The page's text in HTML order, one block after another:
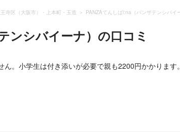
寺区（大阪市）・上本町・玉造 PANZAてんしばi:na（パンザテンシバイ
ンシバイーナ） の口コミ
。小学生は付き添いが必要で親も2200円かかります